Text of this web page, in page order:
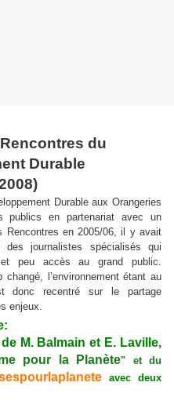
du
Durable
Durable aux Orangeries
publics en partenariat avec un
Rencontres en 2005/06, il y avait
des journalistes spécialisés qui
peu accès au grand public.
l’environnement étant au
donc recentré sur le partage
enjeux.
M. Balmain et E. Laville,
pour la Planète" et du
avec deux